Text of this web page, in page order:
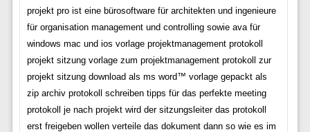
projekt pro ist eine bürosoftware für architekten und ingenieure
für organisation management und controlling sowie ava für
windows mac und ios vorlage projektmanagement protokoll
projekt sitzung vorlage zum projektmanagement protokoll zur
projekt sitzung download als ms word™ vorlage gepackt als
zip archiv protokoll schreiben tipps für das perfekte meeting
protokoll je nach projekt wird der sitzungsleiter das protokoll
erst freigeben wollen verteile das dokument dann so wie es im